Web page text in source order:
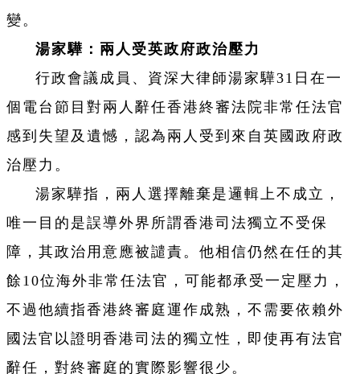
變。
湯家驊：兩人受英政府政治壓力
行政會議成員、資深大律師湯家驊31日在一
個電台節目對兩人辭任香港終審法院非常任法官
感到失望及遺憾，認為兩人受到來自英國政府政
治壓力。
湯家驊指，兩人選擇離棄是邏輯上不成立，
唯一目的是誤導外界所謂香港司法獨立不受保
障，其政治用意應被譴責。他相信仍然在任的其
餘10位海外非常任法官，可能都承受一定壓力，
不過他續指香港終審庭運作成熟，不需要依賴外
國法官以證明香港司法的獨立性，即使再有法官
辭任，對終審庭的實際影響很少。